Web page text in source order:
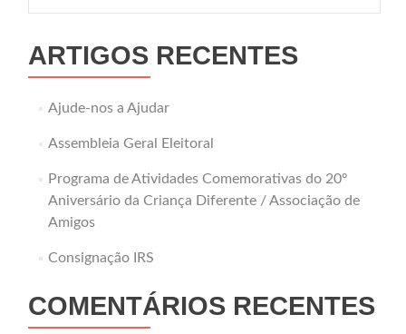
ARTIGOS RECENTES
Ajude-nos a Ajudar
Assembleia Geral Eleitoral
Programa de Atividades Comemorativas do 20º
Aniversário da Criança Diferente / Associação de
Amigos
Consignação IRS
COMENTÁRIOS RECENTES